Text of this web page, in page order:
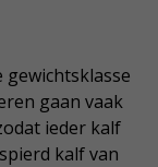
gaan vaak
ieder kalf
kalf van